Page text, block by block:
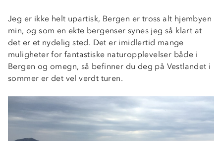
Jeg er ikke helt upartisk, Bergen er tross alt hjembyen
min, og som en ekte bergenser synes jeg så klart at
det er et nydelig sted. Det er imidlertid mange
muligheter for fantastiske naturopplevelser både i
Bergen og omegn, så befinner du deg på Vestlandet i
sommer er det vel verdt turen.